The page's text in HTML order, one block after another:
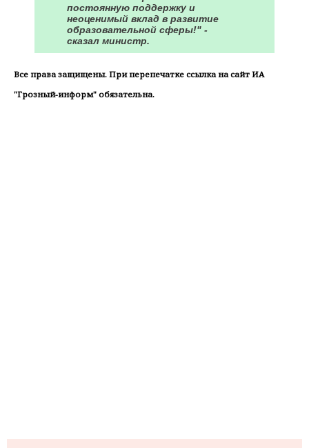
постоянную поддержку и
неоценимый вклад в развитие
образовательной сферы!" -
сказал министр.
Все права защищены. При перепечатке ссылка на сайт ИА
"Грозный-информ" обязательна.